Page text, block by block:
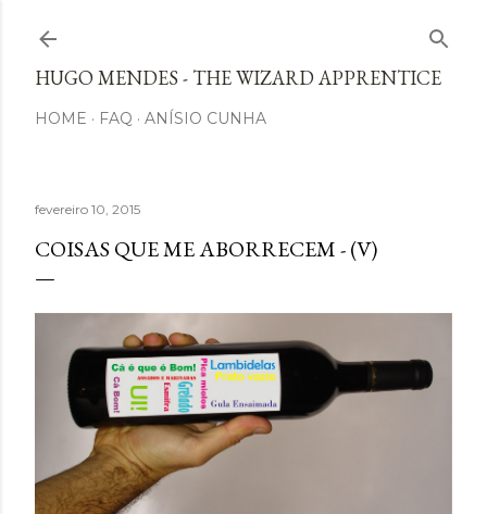
HUGO MENDES - THE WIZARD APPRENTICE
HOME FAQ ANÍSIO CUNHA
fevereiro 10, 2015
COISAS QUE ME ABORRECEM - (V)